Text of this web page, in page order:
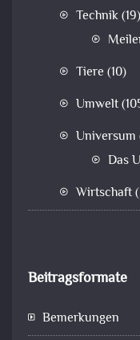
Technik(19)
Tiere (10)
Umwelt
Universum
Das
Wirtschaft
Beitragsformate
Bemerkungen